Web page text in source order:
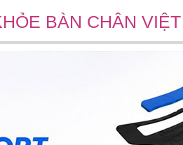
BÀN CHÂN VIỆT